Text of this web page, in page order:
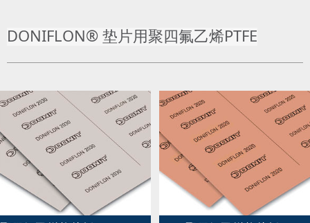
DONIFLON® 垫片用聚四氟乙烯PTFE